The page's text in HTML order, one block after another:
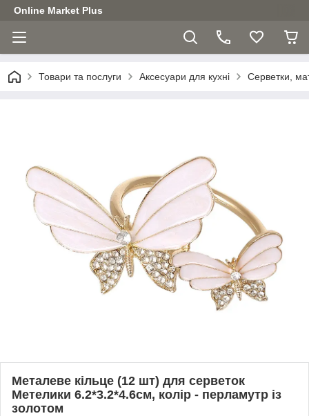
Online Market Plus
Товари та послуги Аксесуари для кухні Серветки,
Металеве кільце (12 шт) для серветок
Метелики 6.2*3.2*4.6см, колір - перламутр із
золотом